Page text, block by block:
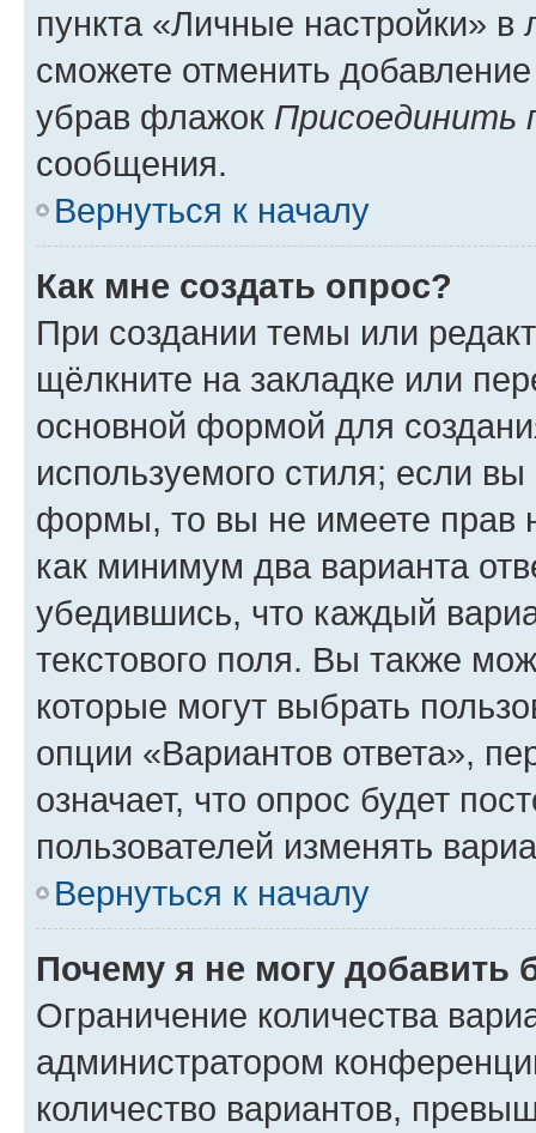
пункта «Личные настройки»
сможете отменить
убрав флажок Присоединить
сообщения.
Вернуться к началу
Как мне создать опрос?
При создании темы или
щёлкните на закладке или
основной формой для
используемого стиля; если
формы, то вы не имеете прав
как минимум два варианта
убедившись, что каждый
текстового поля. Вы также
которые могут выбрать
опции «Вариантов ответа»,
означает, что опрос будет
пользователей изменять
Вернуться к началу
Почему я не могу добавить
Ограничение количества
администратором
количество вариантов,